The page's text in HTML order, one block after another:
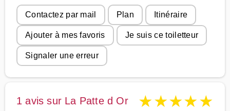
Contactez par mail Plan Itinéraire
Ajouter à mes favoris Je suis ce toiletteur
Signaler une erreur
1 avis sur La Patte d Or ★★★★★